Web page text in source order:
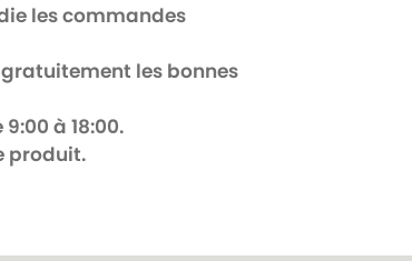
les commandes
les bonnes
à 18:00.
produit.